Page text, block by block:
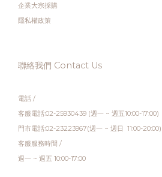
企業大宗採購
隱私權政策
聯絡我們 Contact Us
電話 /
客服電話:02-25930439 (週一 ~ 週五10:00-17:00)
門市電話:02-23223967(週一 ~ 週日 11:00-20:00)
客服服務時間 /
週一 ~ 週五 10:00-17:00